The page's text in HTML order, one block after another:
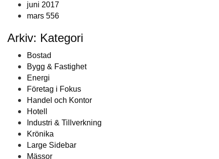
juni 2017
mars 556
Arkiv: Kategori
Bostad
Bygg & Fastighet
Energi
Företag i Fokus
Handel och Kontor
Hotell
Industri & Tillverkning
Krönika
Large Sidebar
Mässor